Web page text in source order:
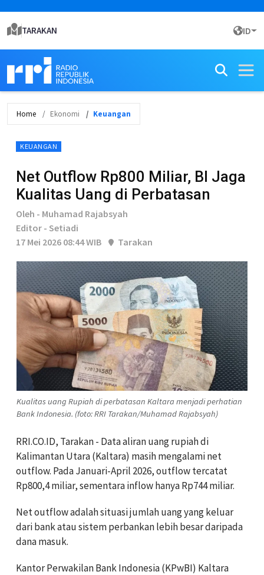
TARAKAN ID
Home Ekonomi Keuangan
KEUANGAN
Net Outflow Rp800 Miliar, BI Jaga
Kualitas Uang di Perbatasan
Oleh - Muhamad Rajabsyah
Editor - Setiadi
17 Mei 2026 08:44 WIB
Tarakan
Kualitas uang Rupiah di perbatasan Kaltara menjadi perhatian
Bank Indonesia. (foto: RRI Tarakan/Muhamad Rajabsyah)
RRI.CO.ID, Tarakan - Data aliran uang rupiah di
Kalimantan Utara (Kaltara) masih mengalami net
outflow. Pada Januari-April 2026, outflow tercatat
Rp800,4 miliar, sementara inflow hanya Rp744 miliar.
Net outflow adalah situasi jumlah uang yang keluar
dari bank atau sistem perbankan lebih besar daripada
dana masuk.
Kantor Perwakilan Bank Indonesia (KPwBI) Kaltara